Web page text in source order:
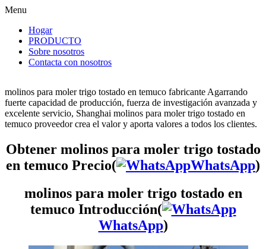
Menu
Hogar
PRODUCTO
Sobre nosotros
Contacta con nosotros
molinos para moler trigo tostado en temuco fabricante Agarrando
fuerte capacidad de producción, fuerza de investigación avanzada y
excelente servicio, Shanghai molinos para moler trigo tostado en
temuco proveedor crea el valor y aporta valores a todos los clientes.
Obtener molinos para moler trigo tostado
en temuco Precio(
WhatsApp)
molinos para moler trigo tostado en
temuco Introducción(
WhatsApp)